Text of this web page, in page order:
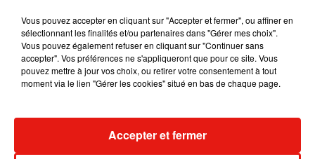
Musique
5 août 2026
Benny Blanco invite Selena Gomez et
Becky G sur son nouveau single
Vous pouvez accepter en cliquant sur "Accepter et fermer", ou affiner en
sélectionnant les finalités et/ou partenaires dans "Gérer mes choix".
Vous pouvez également refuser en cliquant sur "Continuer sans
accepter". Vos préférences ne s'appliqueront que pour ce site. Vous
pouvez mettre à jour vos choix, ou retirer votre consentement à tout
moment via le lien "Gérer les cookies" situé en bas de chaque page.
Accepter et fermer